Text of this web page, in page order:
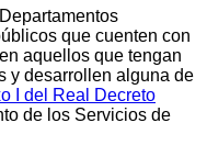
que cuenten con
aquellos que tengan
y desarrollen alguna de
I del Real Decreto
de los Servicios de